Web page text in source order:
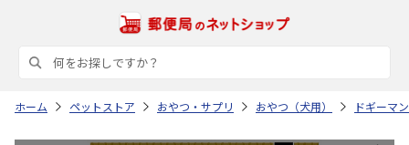
ホーム ペットストア おやつ・サプリ おやつ（犬用） ドギーマ